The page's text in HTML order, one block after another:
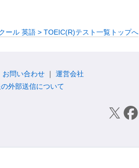
ール 英語 > TOEIC(R)テスト一覧トップへ
お問い合わせ
運営会社
外部送信について